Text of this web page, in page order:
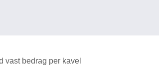
vast bedrag per kavel